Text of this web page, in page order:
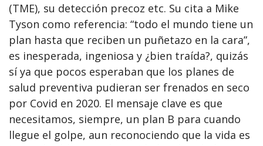
(TME), su detección precoz etc. Su cita a Mike
Tyson como referencia: “todo el mundo tiene un
plan hasta que reciben un puñetazo en la cara”,
es inesperada, ingeniosa y ¿bien traída?, quizás
sí ya que pocos esperaban que los planes de
salud preventiva pudieran ser frenados en seco
por Covid en 2020. El mensaje clave es que
necesitamos, siempre, un plan B para cuando
llegue el golpe, aun reconociendo que la vida es